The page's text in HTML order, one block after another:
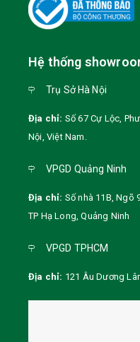
Hệ thống
Trụ Sở Hà Nội
Địa chỉ: Số 67 Cự Lộc,
Nội, Việt Nam .
VPGD Quảng Ninh
Địa chỉ: Số nhà 11B, Ngõ
TP Hạ Long, Quảng Ninh
VPGD TPHCM
Địa chỉ: 121 Âu Dương